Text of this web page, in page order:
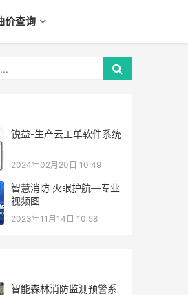
价查询
锐益-生产云工单软件系统
2024年02月20日 10:49
智慧消防 火眼护航—专业
视频图
2023年11月14日 10:58
智能森林消防监测预警系